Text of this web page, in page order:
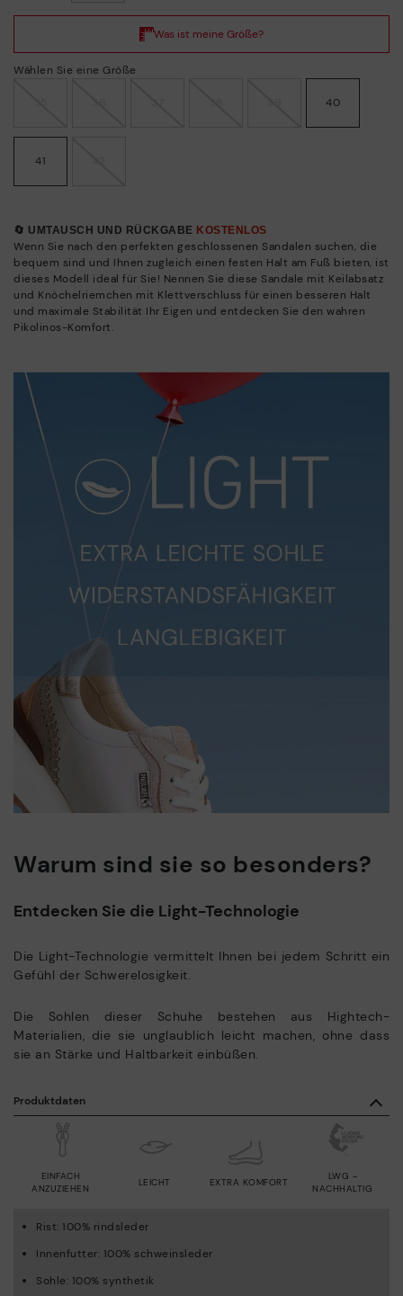
Wählen Sie eine Größe
40
41
🔄 UMTAUSCH UND RÜCKGABE KOSTENLOS
Wenn Sie nach den perfekten geschlossenen Sandalen suchen, die
bequem sind und Ihnen zugleich einen festen Halt am Fuß bieten, ist
dieses Modell ideal für Sie! Nennen Sie diese Sandale mit Keilabsatz
und Knöchelriemchen mit Klettverschluss für einen besseren Halt
und maximale Stabilität Ihr Eigen und entdecken Sie den wahren
Pikolinos-Komfort.
Warum sind sie so besonders?
Entdecken Sie die Light-Technologie
Die Light-Technologie vermittelt Ihnen bei jedem Schritt ein
Gefühl der Schwerelosigkeit.
Die Sohlen dieser Schuhe bestehen aus Hightech-
Materialien, die sie unglaublich leicht machen, ohne dass
sie an Stärke und Haltbarkeit einbüßen.
Produktdaten
LEICHT
EINFACH
ANZUZIEHEN
EXTRA KOMFORT
LWG -
NACHHALTIG
Rist: 100% rindsleder
Innenfutter: 100% schweinsleder
Sohle: 100% synthetik